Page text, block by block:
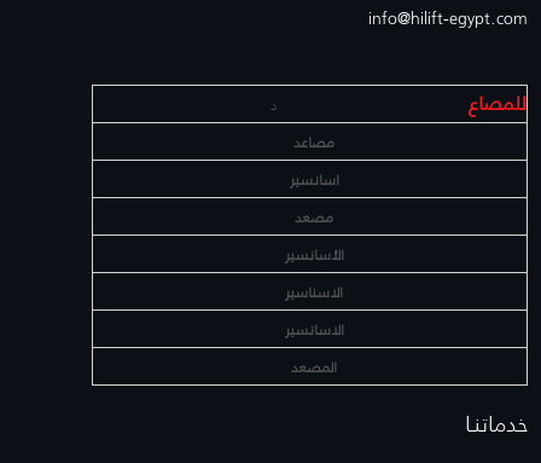
info@hilift-egypt.com
للمصاع
د
مصاعد
اسانسير
مصعد
الأسانسير
الاسناسير
الاسانسير
المصعد
خدماتنـا